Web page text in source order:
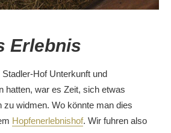
Erlebnis
Hof Unterkunft und
hatten, war es Zeit, sich etwas
zu widmen. Wo könnte man dies
Hopfenerlebnishof. Wir fuhren also